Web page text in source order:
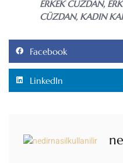
ERKEK CÜZDAN,
CÜZDAN, KADIN
Facebook
LinkedIn